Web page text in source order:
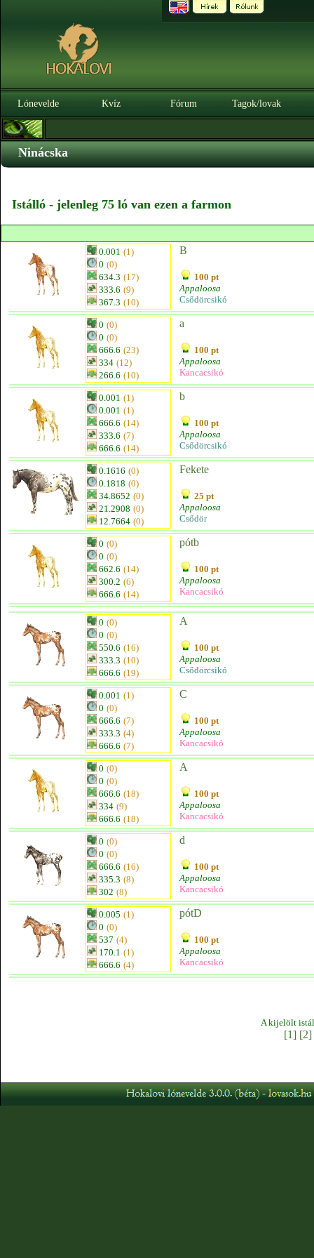
Lónevelde Kvíz Fórum Tagok/lovak
Ninácska
Istálló - jelenleg 75 ló van ezen a farmon
0.001 (1)
0 (0)
634.3 (17)
333.6 (9)
367.3 (10)
B
100 pt
Appaloosa
Csődörcsikó
0 (0)
0 (0)
666.6 (23)
334 (12)
266.6 (10)
a
100 pt
Appaloosa
Kancacsikó
0.001 (1)
0.001 (1)
666.6 (14)
333.6 (7)
666.6 (14)
b
100 pt
Appaloosa
Csődörcsikó
0.1616 (0)
0.1818 (0)
34.8652 (0)
21.2908 (0)
12.7664 (0)
Fekete
25 pt
Appaloosa
Csődör
0 (0)
0 (0)
662.6 (14)
300.2 (6)
666.6 (14)
pótb
100 pt
Appaloosa
Kancacsikó
0 (0)
0 (0)
550.6 (16)
333.3 (10)
666.6 (19)
A
100 pt
Appaloosa
Csődörcsikó
0.001 (1)
0 (0)
666.6 (7)
333.3 (4)
666.6 (7)
C
100 pt
Appaloosa
Kancacsikó
0 (0)
0 (0)
666.6 (18)
334 (9)
666.6 (18)
A
100 pt
Appaloosa
Kancacsikó
0 (0)
0 (0)
666.6 (16)
335.3 (8)
302 (8)
d
100 pt
Appaloosa
Kancacsikó
0.005 (1)
0 (0)
537 (4)
170.1 (1)
666.6 (4)
pótD
100 pt
Appaloosa
Kancacsikó
A kijelölt
[1] [2]